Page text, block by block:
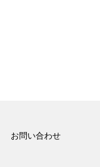
お問い合わせ